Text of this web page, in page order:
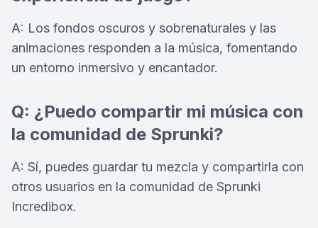
A: Los fondos oscuros y sobrenaturales y las
animaciones responden a la música, fomentando
un entorno inmersivo y encantador.
Q: ¿Puedo compartir mi música con
la comunidad de Sprunki?
A: Sí, puedes guardar tu mezcla y compartirla con
otros usuarios en la comunidad de Sprunki
Incredibox.